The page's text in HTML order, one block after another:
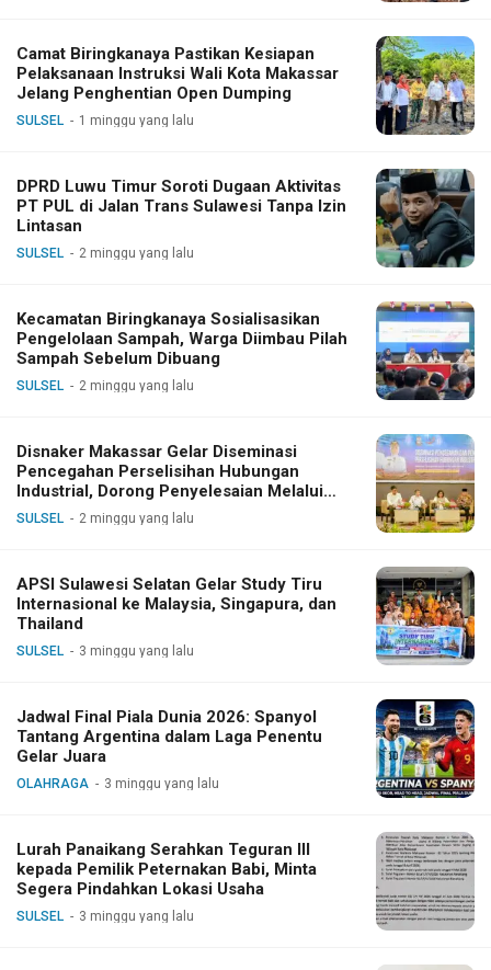
Camat Biringkanaya Pastikan Kesiapan
Pelaksanaan Instruksi Wali Kota Makassar
Jelang Penghentian Open Dumping
SULSEL 1 minggu yang lalu
DPRD Luwu Timur Soroti Dugaan Aktivitas
PT PUL di Jalan Trans Sulawesi Tanpa Izin
Lintasan
SULSEL 2 minggu yang lalu
Kecamatan Biringkanaya Sosialisasikan
Pengelolaan Sampah, Warga Diimbau Pilah
Sampah Sebelum Dibuang
SULSEL 2 minggu yang lalu
Disnaker Makassar Gelar Diseminasi
Pencegahan Perselisihan Hubungan
Industrial, Dorong Penyelesaian Melalui
Dialog
SULSEL 2 minggu yang lalu
APSI Sulawesi Selatan Gelar Study Tiru
Internasional ke Malaysia, Singapura, dan
Thailand
SULSEL 3 minggu yang lalu
Jadwal Final Piala Dunia 2026: Spanyol
Tantang Argentina dalam Laga Penentu
Gelar Juara
OLAHRAGA 3 minggu yang lalu
Lurah Panaikang Serahkan Teguran III
kepada Pemilik Peternakan Babi, Minta
Segera Pindahkan Lokasi Usaha
SULSEL 3 minggu yang lalu